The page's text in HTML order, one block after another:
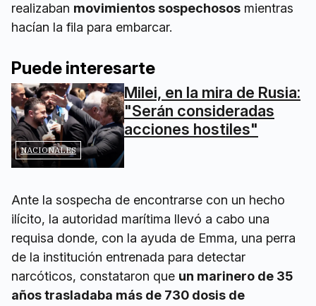
realizaban movimientos sospechosos mientras
hacían la fila para embarcar.
Puede interesarte
NACIONALES
Milei, en la mira de Rusia:
"Serán consideradas
acciones hostiles"
Ante la sospecha de encontrarse con un hecho
ilícito, la autoridad marítima llevó a cabo una
requisa donde, con la ayuda de Emma, una perra
de la institución entrenada para detectar
narcóticos, constataron que un marinero de 35
años trasladaba más de 730 dosis de